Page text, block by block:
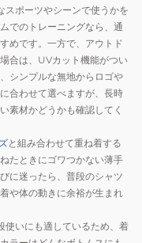
スポーツやシーンで使うかを
でのトレーニングなら、通
めです。一方で、アウトド
合は、UVカット機能がつい
シンプルな無地からロゴや
合わせて選べますが、長時
素材かどうかも確認してく
と組み合わせて重ね着する
たときにゴワつかない薄手
に迷ったら、普段のシャツ
や体の動きに余裕が生まれ
使いにも適しているため、着